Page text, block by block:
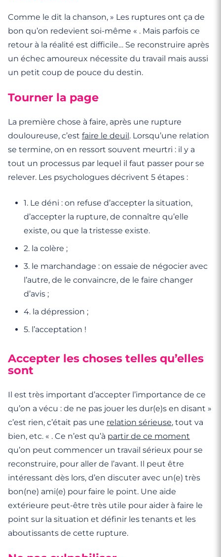
Comme le dit la chanson, » Les ruptures ont ça de
bon qu’on redevient soi-même « . Mais parfois ce
retour à la réalité est difficile… Se reconstruire après
un échec amoureux nécessite du travail mais aussi
un petit coup de pouce du destin.
Tourner la page
La première chose à faire, après une rupture
douloureuse, c’est faire le deuil. Lorsqu’une relation
se termine, on en ressort souvent meurtri : il y a
tout un processus par lequel il faut passer pour se
relever. Les psychologues décrivent 5 étapes :
1. Le déni : on refuse d’accepter la situation,
d’accepter la rupture, de connaître qu’elle
existe, ou que la tristesse existe.
2. la colère ;
3. le marchandage : on essaie de négocier avec
l’autre, de le convaincre, de le faire changer
d’avis ;
4. la dépression ;
5. l’acceptation !
Accepter les choses telles qu’elles
sont
Il est très important d’accepter l’importance de ce
qu’on a vécu : de ne pas jouer les dur(e)s en disant »
c’est rien, c’était pas une relation sérieuse, tout va
bien, etc. « . Ce n’est qu’à partir de ce moment
qu’on peut commencer un travail sérieux pour se
reconstruire, pour aller de l’avant. Il peut être
intéressant dès lors, d’en discuter avec un(e) très
bon(ne) ami(e) pour faire le point. Une aide
extérieure peut-être très utile pour aider à faire le
point sur la situation et définir les tenants et les
aboutissants de cette rupture.